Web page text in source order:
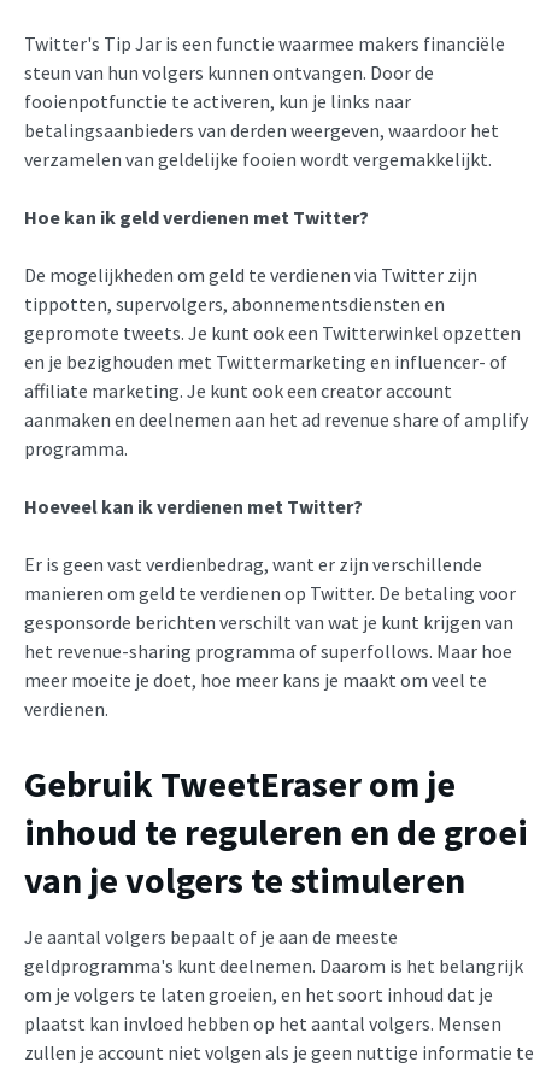
Twitter's Tip Jar is een functie waarmee makers financiële
steun van hun volgers kunnen ontvangen. Door de
fooienpotfunctie te activeren, kun je links naar
betalingsaanbieders van derden weergeven, waardoor het
verzamelen van geldelijke fooien wordt vergemakkelijkt.
Hoe kan ik geld verdienen met Twitter?
De mogelijkheden om geld te verdienen via Twitter zijn
tippotten, supervolgers, abonnementsdiensten en
gepromote tweets. Je kunt ook een Twitterwinkel opzetten
en je bezighouden met Twittermarketing en influencer- of
affiliate marketing. Je kunt ook een creator account
aanmaken en deelnemen aan het ad revenue share of amplify
programma.
Hoeveel kan ik verdienen met Twitter?
Er is geen vast verdienbedrag, want er zijn verschillende
manieren om geld te verdienen op Twitter. De betaling voor
gesponsorde berichten verschilt van wat je kunt krijgen van
het revenue-sharing programma of superfollows. Maar hoe
meer moeite je doet, hoe meer kans je maakt om veel te
verdienen.
Gebruik TweetEraser om je
inhoud te reguleren en de groei
van je volgers te stimuleren
Je aantal volgers bepaalt of je aan de meeste
geldprogramma's kunt deelnemen. Daarom is het belangrijk
om je volgers te laten groeien, en het soort inhoud dat je
plaatst kan invloed hebben op het aantal volgers. Mensen
zullen je account niet volgen als je geen nuttige informatie te